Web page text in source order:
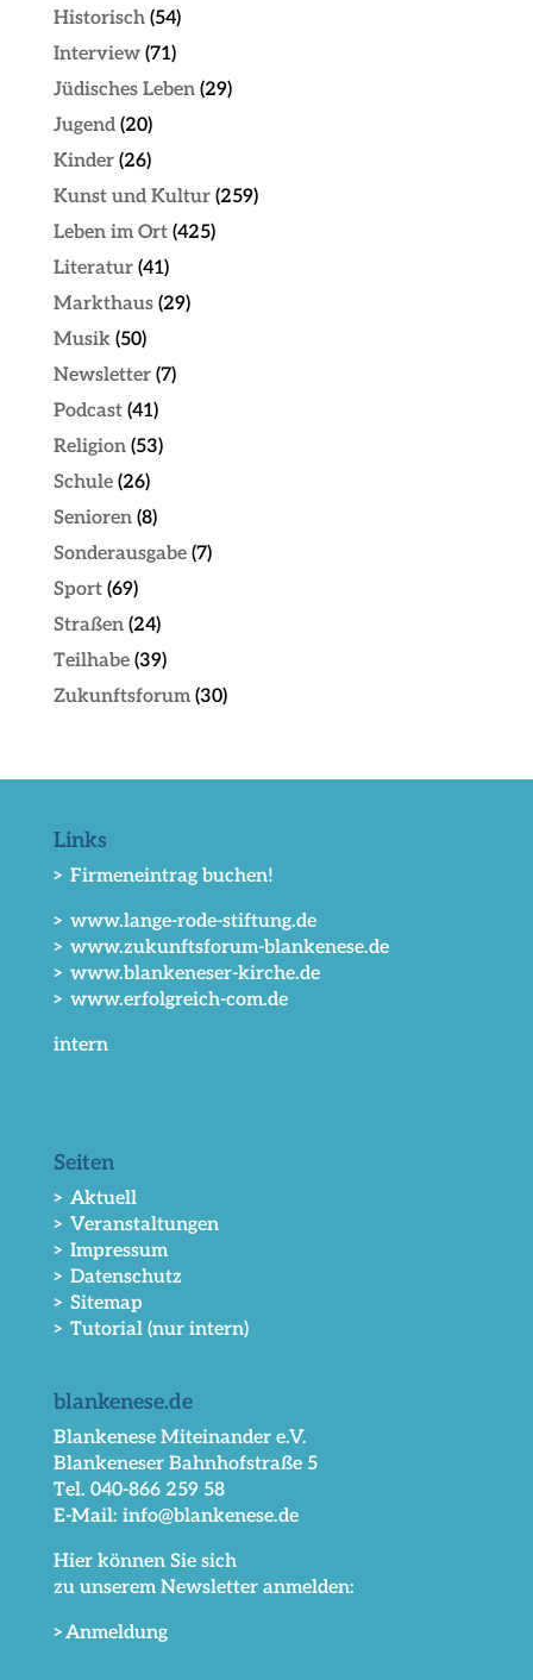
Historisch(54)
Interview(71)
Jüdisches Leben(29)
Jugend(20)
Kinder(26)
Kunst und Kultur(259)
Leben im Ort(425)
Literatur(41)
Markthaus(29)
Musik(50)
Newsletter(7)
Podcast(41)
Religion(53)
Schule(26)
Senioren(8)
Sonderausgabe(7)
Sport(69)
Straßen(24)
Teilhabe(39)
Zukunftsforum(30)
Links
> Firmeneintrag buchen!
> www.lange-rode-stiftung.de
> www.zukunftsforum-blankenese.de
> www.blankeneser-kirche.de
> www.erfolgreich-com.de
intern
Seiten
> Aktuell
> Veranstaltungen
> Impressum
> Datenschutz
> Sitemap
> Tutorial (nur intern)
blankenese.de
Blankenese Miteinander e.V.
Blankeneser Bahnhofstraße 5
Tel. 040-866 259 58
E-Mail: info@blankenese.de
Hier können Sie sich
zu unserem Newsletter anmelden:
>Anmeldung